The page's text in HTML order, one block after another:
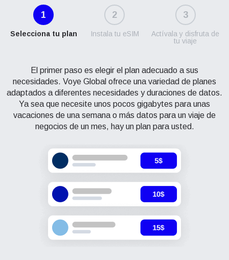
1
Selecciona tu plan
2
Instala tu eSIM
3
Actívala y disfruta de
tu viaje
El primer paso es elegir el plan adecuado a sus
necesidades. Voye Global ofrece una variedad de planes
adaptados a diferentes necesidades y duraciones de datos.
Ya sea que necesite unos pocos gigabytes para unas
vacaciones de una semana o más datos para un viaje de
negocios de un mes, hay un plan para usted.